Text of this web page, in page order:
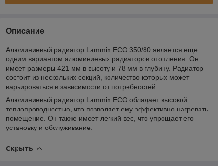
Описание
Алюминиевый радиатор Lammin ECO 350/80 является еще
одним вариантом алюминиевых радиаторов отопления. Он
имеет размеры 421 мм в высоту и 78 мм в глубину. Радиатор
состоит из нескольких секций, количество которых может
варьироваться в зависимости от потребностей.
Алюминиевый радиатор Lammin ECO обладает высокой
теплопроводностью, что позволяет ему эффективно нагревать
помещение. Он также имеет легкий вес, что упрощает его
установку и обслуживание.
Скрыть